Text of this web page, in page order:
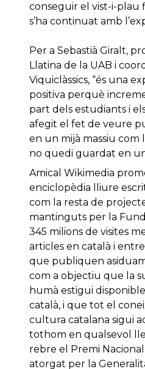
conseguir el vist-i-plau
s’ha continuat amb
Per a Sebastià Giralt,
Llatina de la UAB i
Viquiclàssics, “és una
positiva perquè
part dels estudiants i
afegit el fet de veure
en un mijà massiu com
no quedi guardat en un
Amical Wikimedia
enciclopèdia lliure
com la resta de
mantinguts per la
345 milions de visites
articles en català i
que publiquen
com a objectiu que la
humà estigui
català, i que tot el
cultura catalana sigui
tothom en qualsevol
rebre el Premi
atorgat per la